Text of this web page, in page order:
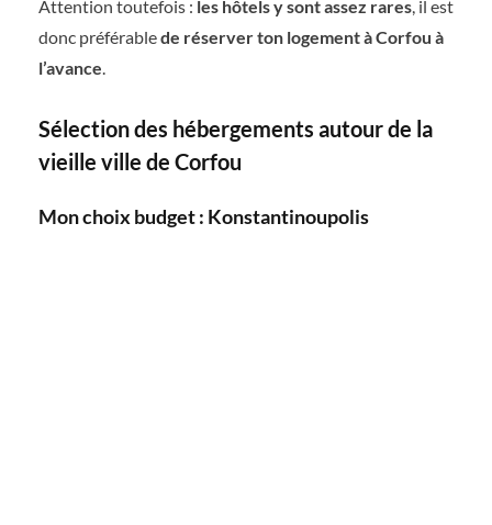
Attention toutefois : les hôtels y sont assez rares, il est
donc préférablede réserver ton logement à Corfou à
l’avance.
Sélection des hébergements autour de la
vieille ville de Corfou
Mon choix budget : Konstantinoupolis